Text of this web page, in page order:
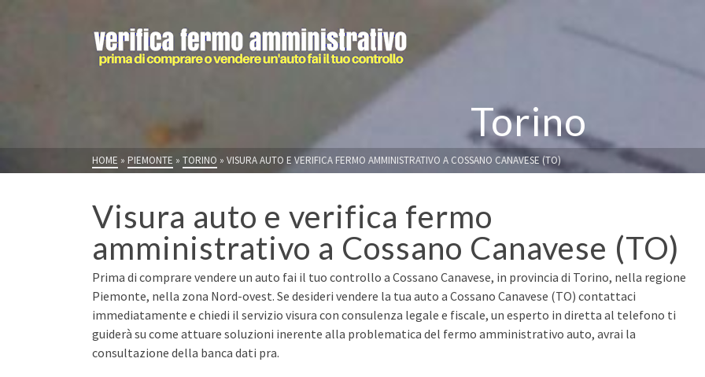
Torino
HOME » PIEMONTE » TORINO » VISURA AUTO E VERIFICA FERMO AMMINISTRATIVO A COSSANO CANAVESE (TO)
Visura auto e verifica fermo
amministrativo a Cossano Canavese (TO)
Prima di comprare vendere un auto fai il tuo controllo a Cossano Canavese, in provincia di Torino, nella regione
Piemonte, nella zona Nord-ovest. Se desideri vendere la tua auto a Cossano Canavese (TO) contattaci
immediatamente e chiedi il servizio visura con consulenza legale e fiscale, un esperto in diretta al telefono ti
guiderà su come attuare soluzioni inerente alla problematica del fermo amministrativo auto, avrai la
consultazione della banca dati pra.